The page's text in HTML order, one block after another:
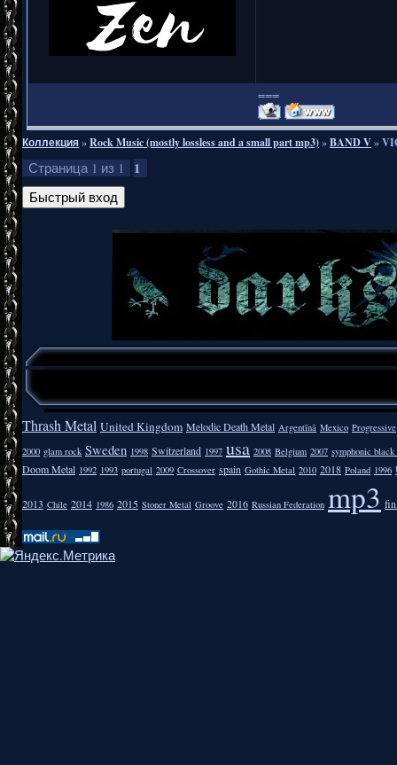
===
Коллекция»Rock Music (mostly lossless and a small part mp3)»BAND V»
Страница 1 из 1 1
Thrash Metal United Kingdom Melodic Death Metal Argentīnā Mexico Progressive
2000 glam rock Sweden 1998 Switzerland 1997 usa 2008 Belgium 2007 symphonic
Doom Metal 1992 1993 portugal 2009 Crossover spain Gothic Metal 2010 2018 Poland 1996
2013 Chile 2014 1986 2015 Stoner Metal Groove 2016 Russian Federation mp3